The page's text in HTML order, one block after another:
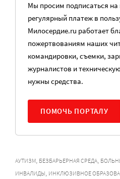
Мы просим подписаться
регулярный платеж в
Милосердие.ru работает
пожертвованиям наших
командировки, съемки,
журналистов и
нужны средства.
ПОМОЧЬ ПОРТАЛУ
АУТИЗМ, БЕЗБАРЬЕРНАЯ СРЕДА,
ИНВАЛИДЫ, ИНКЛЮЗИВНОЕ